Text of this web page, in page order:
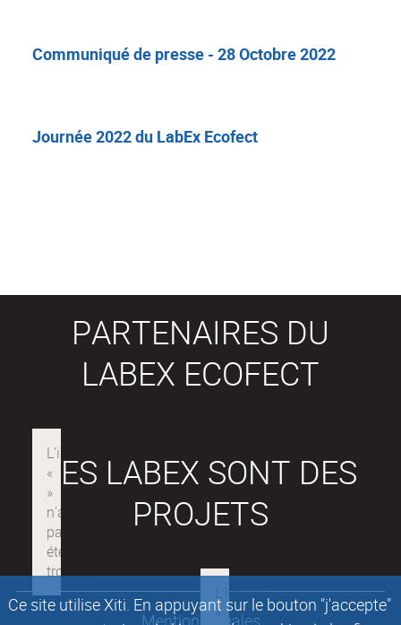
Ce site utilise Xiti. En appuyant sur le bouton "j'accepte"
Communiqué de presse - 28 Octobre 2022
Journée 2022 du LabEx Ecofect
PARTENAIRES DU
LABEX ECOFECT
LES LABEX SONT DES
PROJETS
Mentions légales